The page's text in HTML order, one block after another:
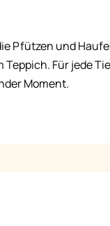
Pfützen und
Teppich. Für jede
Moment.